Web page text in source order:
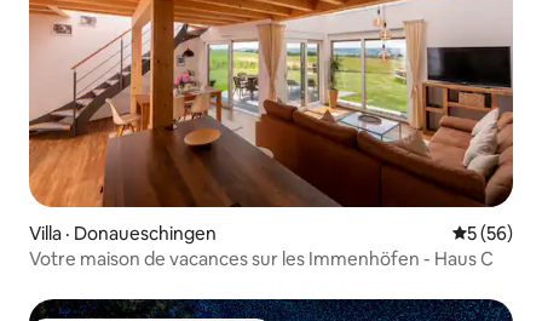
Villa · Donaueschingen Note
5 (56)
Votre maison de vacances sur les Immenhöfen - Haus C